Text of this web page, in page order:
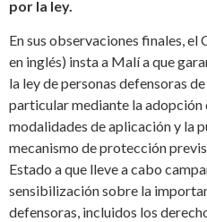
por la ley.
En sus observaciones finales, el
en inglés) insta a Malí a que
la ley de personas defensoras
particular mediante la adopción
modalidades de aplicación y la
mecanismo de protección
Estado a que lleve a cabo
sensibilización sobre la
defensoras, incluidos los